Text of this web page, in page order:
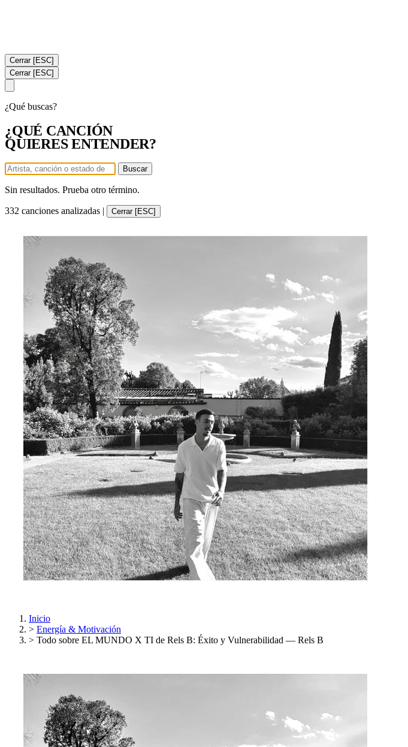
Cerrar [ESC]
Cerrar [ESC]
¿Qué buscas?
¿QUÉ CANCIÓN
QUIERES ENTENDER?
Buscar
Sin resultados. Prueba otro término.
332 canciones analizadas | Cerrar [ESC]
Inicio
> Energía & Motivación
> Todo sobre EL MUNDO X TI de Rels B: Éxito y Vulnerabilidad — Rels B